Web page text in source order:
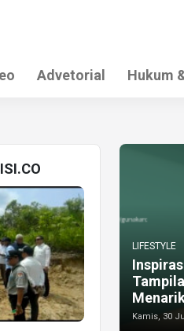
Advetorial Hukum
LIFESTYLE
Kamis, 30